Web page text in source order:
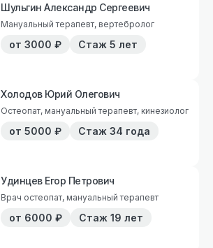
Шульгин Александр Сергеевич
Мануальный терапевт, вертебролог
от 3000 ₽ Стаж 5 лет
Холодов Юрий Олегович
Остеопат, мануальный терапевт, кинезиолог
от 5000 ₽ Стаж 34 года
Удинцев Егор Петрович
Врач остеопат, мануальный терапевт
от 6000 ₽ Стаж 19 лет